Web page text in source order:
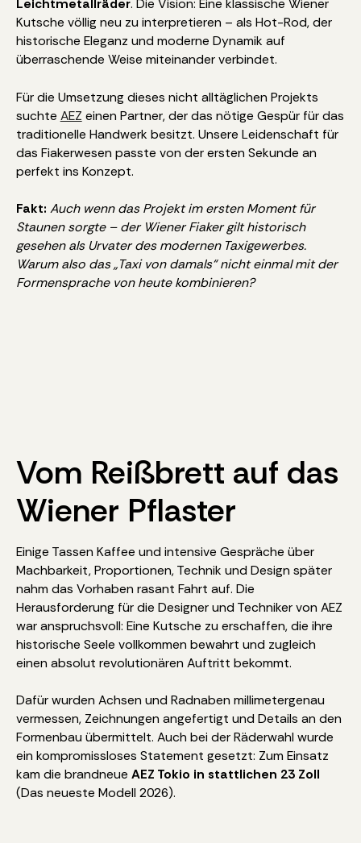
Leichtmetallräder. Die Vision: Eine klassische Wiener
Kutsche völlig neu zu interpretieren – als Hot-Rod, der
historische Eleganz und moderne Dynamik auf
überraschende Weise miteinander verbindet.
Für die Umsetzung dieses nicht alltäglichen Projekts
suchte AEZ einen Partner, der das nötige Gespür für das
traditionelle Handwerk besitzt. Unsere Leidenschaft für
das Fiakerwesen passte von der ersten Sekunde an
perfekt ins Konzept.
Fakt: Auch wenn das Projekt im ersten Moment für
Staunen sorgte – der Wiener Fiaker gilt historisch
gesehen als Urvater des modernen Taxigewerbes.
Warum also das „Taxi von damals“ nicht einmal mit der
Formensprache von heute kombinieren?
Vom Reißbrett auf das
Wiener Pflaster
Einige Tassen Kaffee und intensive Gespräche über
Machbarkeit, Proportionen, Technik und Design später
nahm das Vorhaben rasant Fahrt auf. Die
Herausforderung für die Designer und Techniker von AEZ
war anspruchsvoll: Eine Kutsche zu erschaffen, die ihre
historische Seele vollkommen bewahrt und zugleich
einen absolut revolutionären Auftritt bekommt.
Dafür wurden Achsen und Radnaben millimetergenau
vermessen, Zeichnungen angefertigt und Details an den
Formenbau übermittelt. Auch bei der Räderwahl wurde
ein kompromissloses Statement gesetzt: Zum Einsatz
kam die brandneue AEZ Tokio in stattlichen 23 Zoll
(Das neueste Modell 2026).